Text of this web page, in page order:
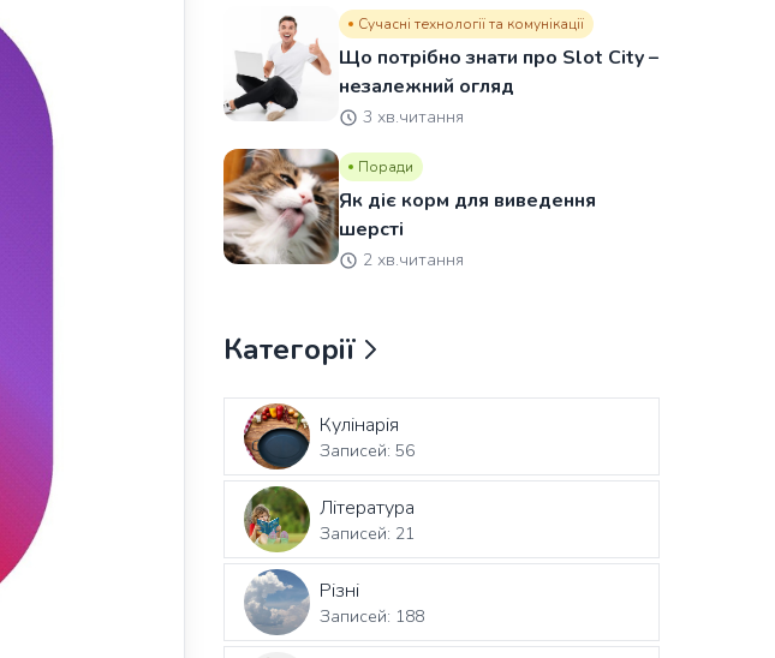
Сучасні технології та комунікації
Що потрібно знати про Slot City –
незалежний огляд
3 хв.читання
Поради
Як діє корм для виведення
шерсті
2 хв.читання
Категорії
Кулінарія
Записей: 56
Література
Записей: 21
Різні
Записей: 188